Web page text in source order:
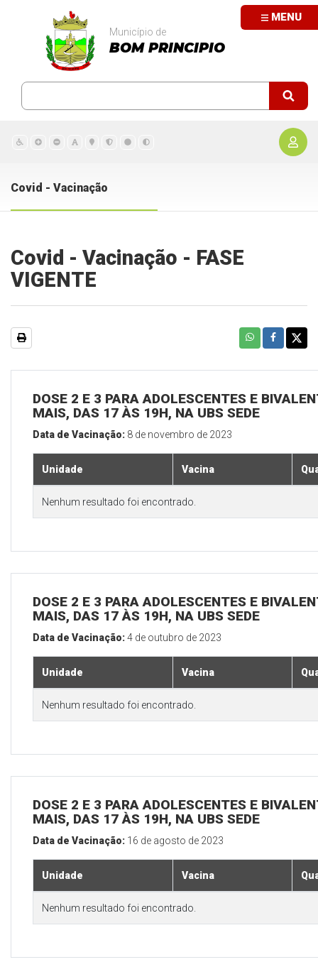
MENU
Município de
BOM PRINCIPIO
Covid - Vacinação
Covid - Vacinação - FASE
VIGENTE
DOSE 2 E 3 PARA ADOLESCENTES E
MAIS, DAS 17 ÀS 19H, NA UBS SEDE
Data de Vacinação: 8 de novembro de 2023
Unidade Vacina
Nenhum resultado foi encontrado.
DOSE 2 E 3 PARA ADOLESCENTES E
MAIS, DAS 17 ÀS 19H, NA UBS SEDE
Data de Vacinação:4 de outubro de 2023
Unidade Vacina
Nenhum resultado foi encontrado.
DOSE 2 E 3 PARA ADOLESCENTES E
MAIS, DAS 17 ÀS 19H, NA UBS SEDE
Data de Vacinação: 16 de agosto de 2023
Unidade Vacina
Nenhum resultado foi encontrado.